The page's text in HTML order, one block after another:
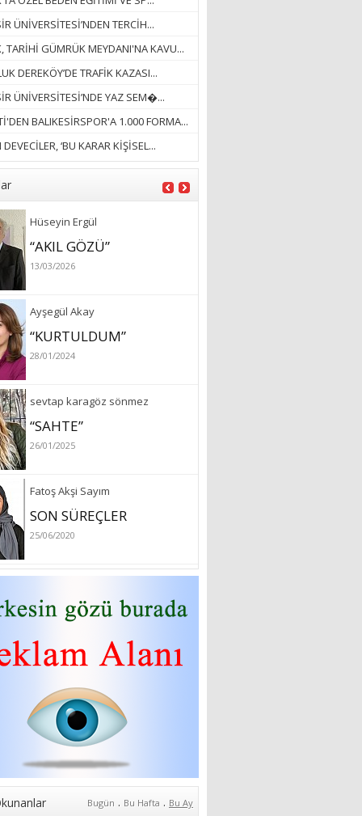
ÜNİVERSİTESİ’NDEN TERCİH...
TARİHİ GÜMRÜK MEYDANI'NA KAVU...
DEREKÖY’DE TRAFİK KAZASI...
ÜNİVERSİTESİ’NDE YAZ SEM�...
BALIKESİRSPOR'A 1.000 FORMA...
‘BU KARAR KİŞİSEL...
İlknur Solmaz Çoban
“DOĞANIN GÜLEÇ
ÖZLERKEN…”
23/11/2025
“Ne çok şey oldu
unutulmaması gereken”
Hüseyin Ergül
“AKIL GÖZÜ”
13/03/2026
Ayşegül Akay
“KURTULDUM”
28/01/2024
sevtap karagöz sönmez
“SAHTE”
26/01/2025
Fatoş Akşi Sayım
SON SÜREÇLER
25/06/2020
özlem arslan
Hydrafacial cilt bakımı
26/07/2022
Sibel Atam
“18 Mart Çanakkale
Zaferi” Denildiğinde Ne
Anlıyoruz?
Aleyna Gürsoy
“GELİŞ VE GİDİŞLERİN
ARASINDA...”
Bugün . Bu Hafta . Bu Ay